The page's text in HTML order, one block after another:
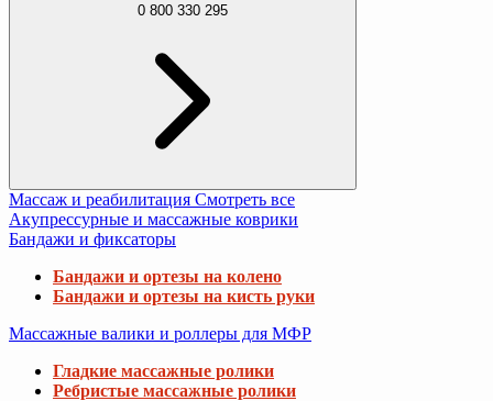
0 800 330 295
Массаж и реабилитация Смотреть все
Акупрессурные и массажные коврики
Бандажи и фиксаторы
Бандажи и ортезы на колено
Бандажи и ортезы на кисть руки
Массажные валики и роллеры для МФР
Гладкие массажные ролики
Ребристые массажные ролики